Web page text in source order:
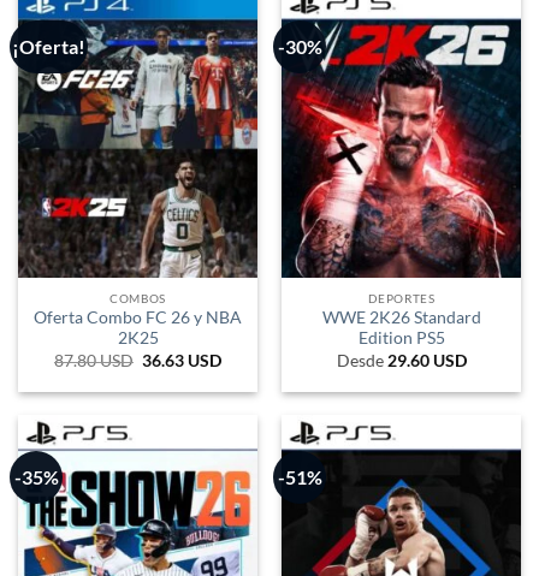
¡Oferta!
COMBOS
Oferta Combo FC 26 y NBA
2K25
87.80USD El
original
36.63 USD
actual
1.581 UYU.
-30%
DEPORTES
WWE 2K26 Standard
Edition PS5
Desde 29.60 USD
-35% -51%